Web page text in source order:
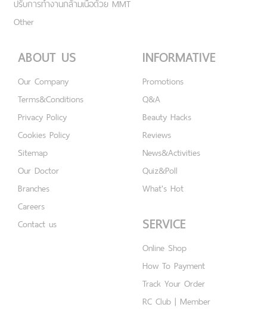
ปรับการทำงานกล้ามเนื้อด้วย MMT
Other
ABOUT US
Our Company
Terms&Conditions
Privacy Policy
Cookies Policy
Sitemap
Our Doctor
Branches
Careers
Contact us
INFORMATIVE
Promotions
Q&A
Beauty Hacks
Reviews
News&Activities
Quiz&Poll
What's Hot
SERVICE
Online Shop
How To Payment
Track Your Order
RC Club | Member